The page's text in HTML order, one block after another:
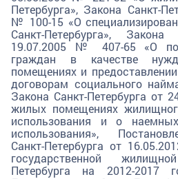
Петербурга», Закона Санкт-
№ 100-15 «О
Санкт-Петербурга», Закона
19.07.2005 № 407-65 «О
граждан в качестве
помещениях и
договорам социального
Закона Санкт-Петербурга от
жилых помещениях
использования и о
использования»,
Санкт-Петербурга от
государственной
Петербурга на 2012-2017